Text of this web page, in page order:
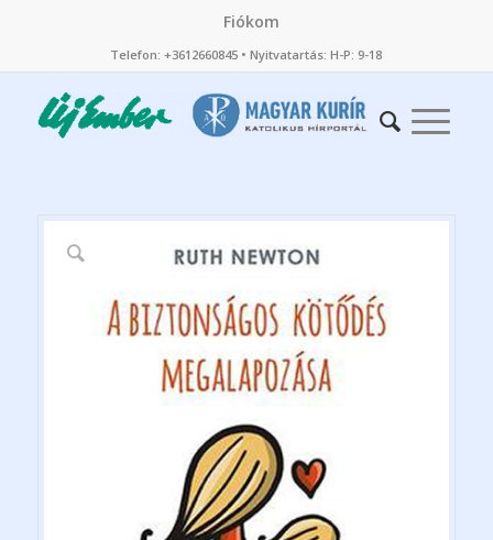
Fiókom
Telefon: +3612660845 • Nyitvatartás: H-P: 9-18